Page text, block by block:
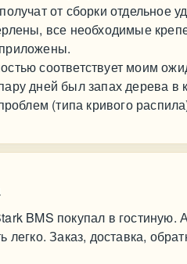
от сборки отдельное
все необходимые
соответствует моим
дней был запах дерева в
(типа кривого
BMS покупал в гостиную.
легко. Заказ, доставка,